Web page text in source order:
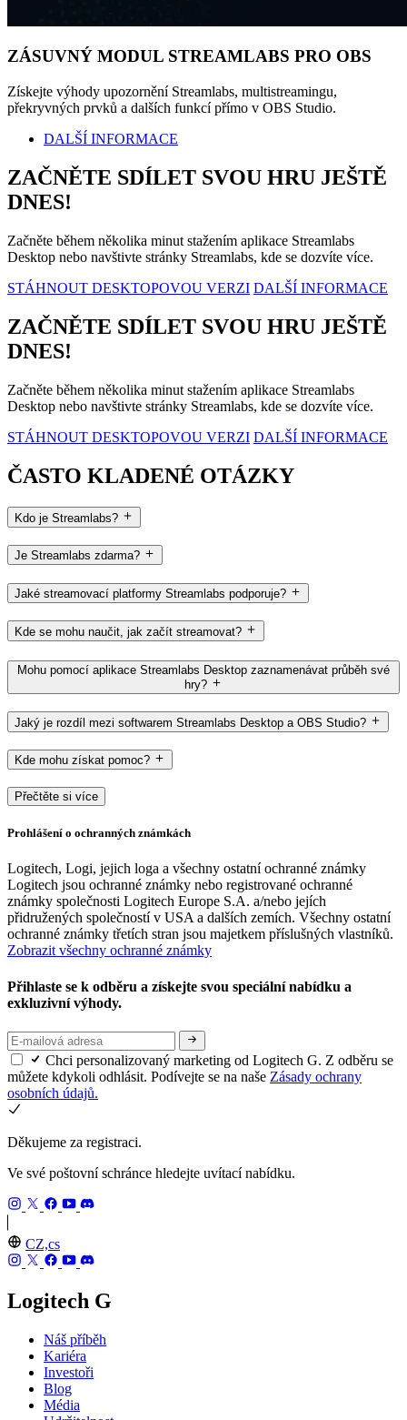
ZÁSUVNÝ MODUL STREAMLABS PRO OBS
Získejte výhody upozornění Streamlabs, multistreamingu,
překryvných prvků a dalších funkcí přímo v OBS Studio.
DALŠÍ INFORMACE
ZAČNĚTE SDÍLET SVOU HRU JEŠTĚ
DNES!
Začněte během několika minut stažením aplikace Streamlabs
Desktop nebo navštivte stránky Streamlabs, kde se dozvíte více.
STÁHNOUT DESKTOPOVOU VERZI DALŠÍ INFORMACE
ZAČNĚTE SDÍLET SVOU HRU JEŠTĚ
DNES!
Začněte během několika minut stažením aplikace Streamlabs
Desktop nebo navštivte stránky Streamlabs, kde se dozvíte více.
STÁHNOUT DESKTOPOVOU VERZI DALŠÍ INFORMACE
ČASTO KLADENÉ OTÁZKY
Kdo je Streamlabs?
Je Streamlabs zdarma?
Jaké streamovací platformy Streamlabs podporuje?
Kde se mohu naučit, jak začít streamovat?
Mohu pomocí aplikace Streamlabs Desktop zaznamenávat průběh své
hry?
Jaký je rozdíl mezi softwarem Streamlabs Desktop a OBS Studio?
Kde mohu získat pomoc?
Přečtěte si více
Prohlášení o ochranných známkách
Logitech, Logi, jejich loga a všechny ostatní ochranné známky
Logitech jsou ochranné známky nebo registrované ochranné
známky společnosti Logitech Europe S.A. a/nebo jejích
přidružených společností v USA a dalších zemích. Všechny ostatní
ochranné známky třetích stran jsou majetkem příslušných vlastníků.
Zobrazit všechny ochranné známky
Přihlaste se k odběru a získejte svou speciální nabídku a
exkluzivní výhody.
Chci personalizovaný marketing od Logitech G. Z odběru se
můžete kdykoli odhlásit. Podívejte se na naše Zásady ochrany
osobních údajů.
Děkujeme za registraci.
Ve své poštovní schránce hledejte uvítací nabídku.
CZ,cs
Logitech G
Náš příběh
Kariéra
Investoři
Blog
Média